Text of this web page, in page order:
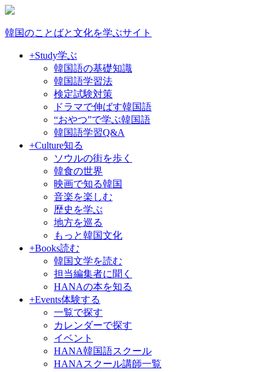
韓国のことばと文化を学ぶサイト
+Study学ぶ
韓国語の基礎知識
韓国語学習法
検定試験対策
ドラマで伸ばす韓国語
“おやつ”で学ぶ韓国語
韓国語学習Q&A
+Culture知る
ソウルの街を歩く
韓食の世界
映画で知る韓国
音楽を楽しむ
歴史を学ぶ
地方を巡る
もっと韓国文化
+Books読む
韓国文学を読む
担当編集者に聞く
HANAの本を知る
+Events体験する
一覧で探す
カレンダーで探す
イベント
HANA韓国語スクール
HANAスクール講師一覧